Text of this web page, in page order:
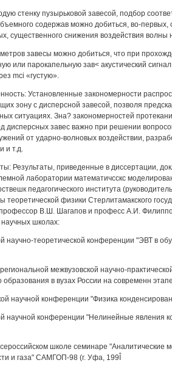
стенку пузырьковой завесой, подбор
содержав можно добиться, во-первых,
существенного снижения воздействия волны
завесы можно добиться, что при
или парокапельную зав< акустический
mci «густую».
Установленные закономерности
зону с дисперсной завесой, позволя
ситуациях. Зна? закономерностей
дисперсных завес важно при решении
от ударно-волновых воздействии,
и т.д.
Результаты, приведенные в диссертации,
лаборатории математичсскс
педагогического института
физики Стерлитамакского
В.Ш. Шагапов и професс А.И.
школах:
научно-теоретической конференции "ЭВТ в
региональной межвузовской научно-
образования в вузах России на современн
научной конференции "Физика
научной конференции "Нелинейные явления
школе семинаре "Аналитические
и газа" САМГОП-98 (г. Уфа, 199Î